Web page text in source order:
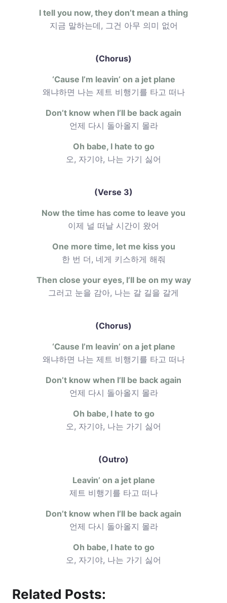
I tell you now, they don’t mean a thing
지금 말하는데, 그건 아무 의미 없어
(Chorus)
‘Cause I’m leavin’ on a jet plane
왜냐하면 나는 제트 비행기를 타고 떠나
Don’t know when I’ll be back again
언제 다시 돌아올지 몰라
Oh babe, I hate to go
오, 자기야, 나는 가기 싫어
(Verse 3)
Now the time has come to leave you
이제 널 떠날 시간이 왔어
One more time, let me kiss you
한 번 더, 네게 키스하게 해줘
Then close your eyes, I’ll be on my way
그러고 눈을 감아, 나는 갈 길을 갈게
(Chorus)
‘Cause I’m leavin’ on a jet plane
왜냐하면 나는 제트 비행기를 타고 떠나
Don’t know when I’ll be back again
언제 다시 돌아올지 몰라
Oh babe, I hate to go
오, 자기야, 나는 가기 싫어
(Outro)
Leavin’ on a jet plane
제트 비행기를 타고 떠나
Don’t know when I’ll be back again
언제 다시 돌아올지 몰라
Oh babe, I hate to go
오, 자기야, 나는 가기 싫어
Related Posts: